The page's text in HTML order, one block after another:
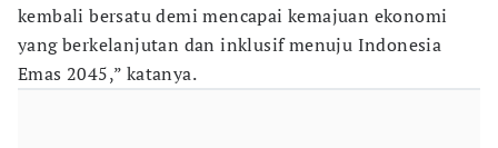
kembali bersatu demi mencapai kemajuan ekonomi
yang berkelanjutan dan inklusif menuju Indonesia
Emas 2045,” katanya.